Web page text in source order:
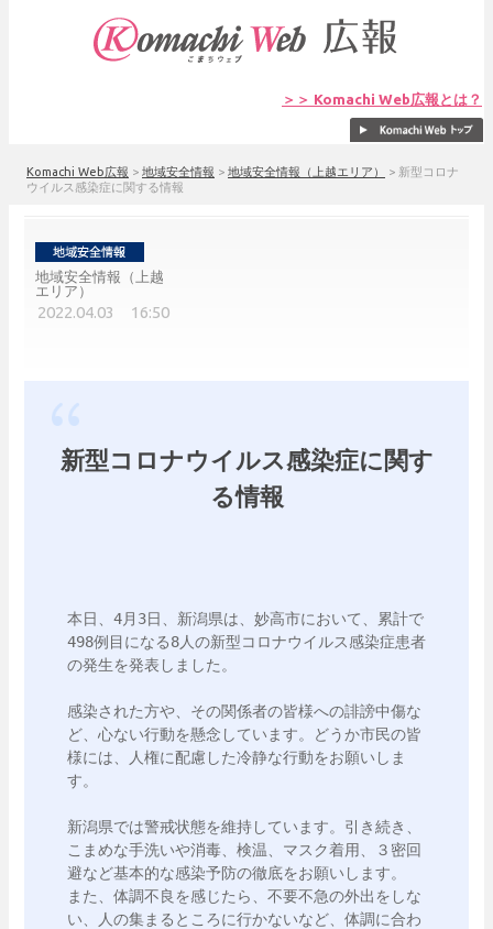
＞＞ Komachi Web広報とは？
Komachi Web広報 > 地域安全情報 > 地域安全情報（上越エリア） > 新型コロナ
ウイルス感染症に関する情報
地域安全情報（上越
エリア）
2022.04.03 16:50
新型コロナウイルス感染症に関す
る情報
本日、4月3日、新潟県は、妙高市において、累計で
498例目になる8人の新型コロナウイルス感染症患者
の発生を発表しました。
感染された方や、その関係者の皆様への誹謗中傷な
ど、心ない行動を懸念しています。どうか市民の皆
様には、人権に配慮した冷静な行動をお願いしま
す。
新潟県では警戒状態を維持しています。引き続き、
こまめな手洗いや消毒、検温、マスク着用、３密回
避など基本的な感染予防の徹底をお願いします。
また、体調不良を感じたら、不要不急の外出をしな
い、人の集まるところに行かないなど、体調に合わ